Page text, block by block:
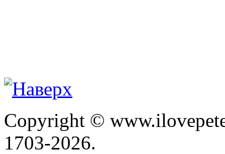
Copyright ©
1703-2026.